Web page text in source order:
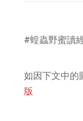
#蝗蟲野蜜讀
如因下文中的
版